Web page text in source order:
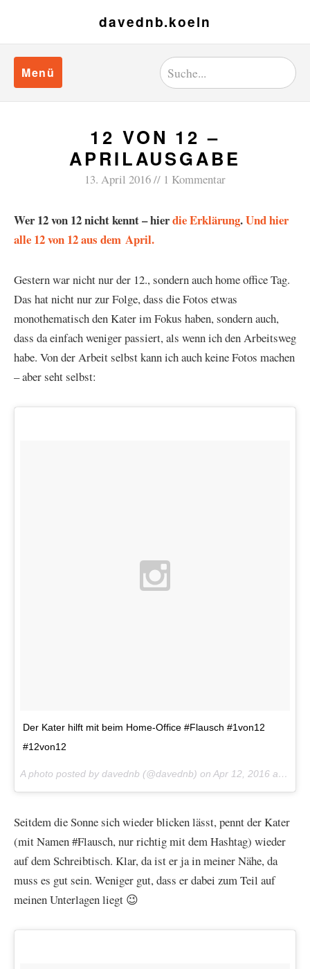
davednb.koeln
Menü
12 VON 12 –
APRILAUSGABE
13. April 2016 1 Kommentar
Wer 12 von 12 nicht kennt – hierdie Erklärung.Und hier
alle 12 von 12 aus dem April.
Gestern war nicht nur der 12., sondern auch home office Tag.
Das hat nicht nur zur Folge, dass die Fotos etwas
monothematisch den Kater im Fokus haben, sondern auch,
dass da einfach weniger passiert, als wenn ich den Arbeitsweg
habe. Von der Arbeit selbst kann ich auch keine Fotos machen
– aber seht selbst:
Der Kater hilft mit beim Home-Office #Flausch #1von12
#12von12
A photo posted by davednb (@davednb) on Apr 12, 2016 at 12:26am PDT
Seitdem die Sonne sich wieder blicken lässt, pennt der Kater
(mit Namen #Flausch, nur richtig mit dem Hashtag) wieder
auf dem Schreibtisch. Klar, da ist er ja in meiner Nähe, da
muss es gut sein. Weniger gut, dass er dabei zum Teil auf
meinen Unterlagen liegt 😉